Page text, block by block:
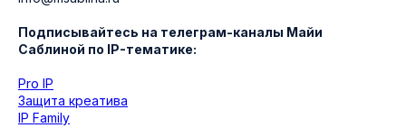
Подписывайтесь на телеграм-каналы Майи
Саблиной по IP-тематике:
Pro IP
Защита креатива
IP Family